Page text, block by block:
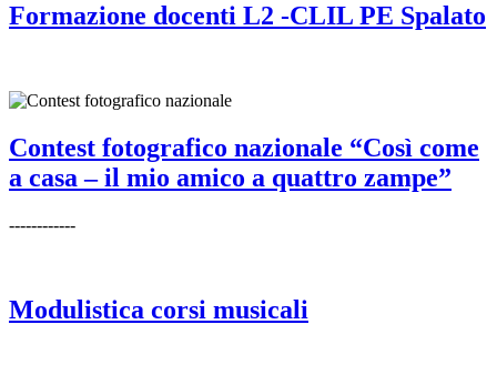
Formazione docenti L2 -CLIL PE Spalato
Contest fotografico nazionale “Così come
a casa – il mio amico a quattro zampe”
------------
Modulistica corsi musicali